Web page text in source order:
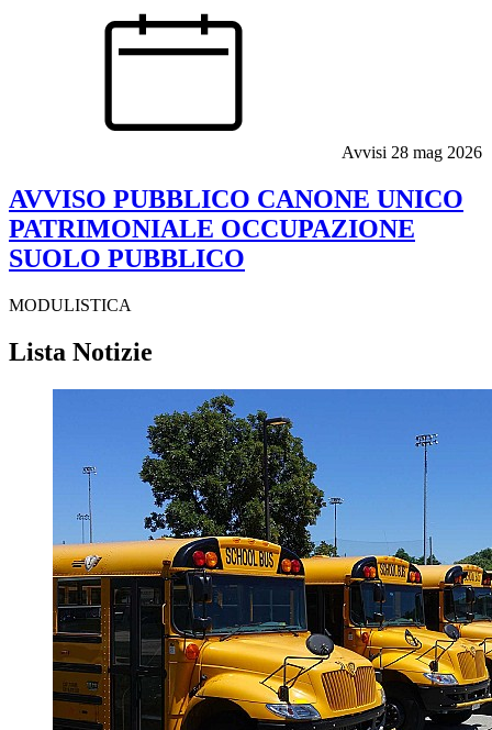
Avvisi 28 mag 2026
AVVISO PUBBLICO CANONE UNICO
PATRIMONIALE OCCUPAZIONE
SUOLO PUBBLICO
MODULISTICA
Lista Notizie